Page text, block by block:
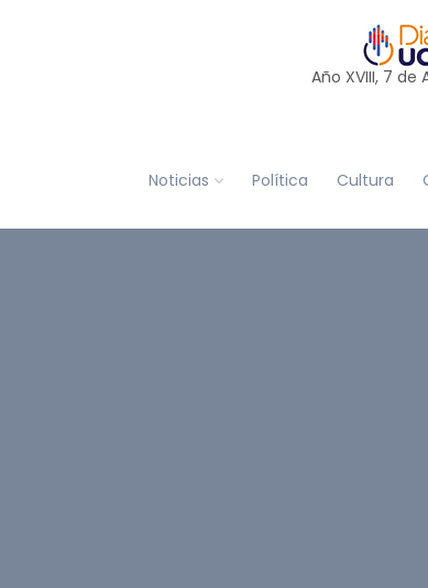
Año XVIII, 7 de
Noticias Política Cultura